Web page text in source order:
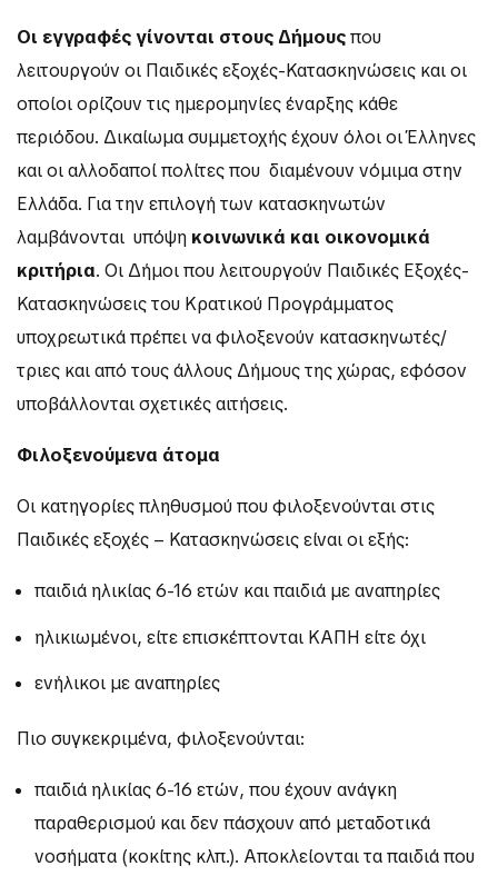
Οι εγγραφές γίνονται στους Δήμουςπου
λειτουργούν οι Παιδικές εξοχές-Κατασκηνώσεις και οι
οποίοι ορίζουν τις ημερομηνίες έναρξης κάθε
περιόδου. Δικαίωμα συμμετοχής έχουν όλοι οι Έλληνες
και οι αλλοδαποί πολίτες που διαμένουν νόμιμα στην
Ελλάδα. Για την επιλογή των κατασκηνωτών
λαμβάνονται υπόψη κοινωνικά και οικονομικά
κριτήρια. Οι Δήμοι που λειτουργούν Παιδικές Εξοχές-
Κατασκηνώσεις του Κρατικού Προγράμματος
υποχρεωτικά πρέπει να φιλοξενούν κατασκηνωτές/
τριες και από τους άλλους Δήμους της χώρας, εφόσον
υποβάλλονται σχετικές αιτήσεις.
Φιλοξενούμενα άτομα
Οι κατηγορίες πληθυσμού που φιλοξενούνται στις
Παιδικές εξοχές – Κατασκηνώσεις είναι οι εξής:
παιδιά ηλικίας 6-16 ετών και παιδιά με αναπηρίες
ηλικιωμένοι, είτε επισκέπτονται ΚΑΠΗ είτε όχι
ενήλικοι με αναπηρίες
Πιο συγκεκριμένα, φιλοξενούνται:
παιδιά ηλικίας 6-16 ετών, που έχουν ανάγκη
παραθερισμού και δεν πάσχουν από μεταδοτικά
νοσήματα (κοκίτης κλπ.). Αποκλείονται τα παιδιά που